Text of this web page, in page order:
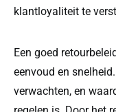
klantloyaliteit te
Een goed
eenvoud en
verwachten, en